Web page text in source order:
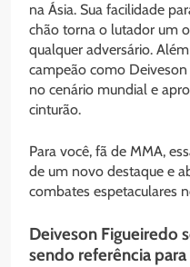
na Ásia. Sua facilidade
chão torna o lutador um
qualquer adversário.
campeão como
no cenário mundial e
cinturão.
Para você, fã de MMA,
de um novo destaque e
combates espetaculares
Deiveson Figueiredo
sendo referência